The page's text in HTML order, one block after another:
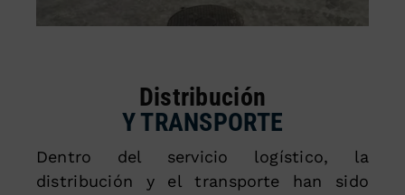
Distribución
Y TRANSPORTE
Dentro del servicio logístico, la
distribución y el transporte han sido